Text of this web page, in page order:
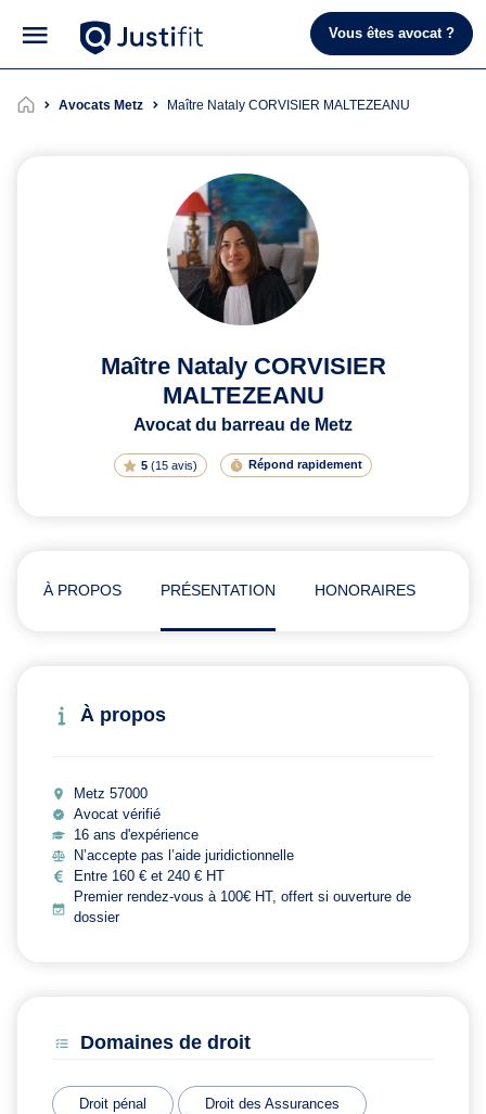
Vous êtes avocat ?
Avocats Metz Maître Nataly CORVISIER MALTEZEANU
Maître Nataly CORVISIER
MALTEZEANU
Avocat du barreau de Metz
5(15 avis) Répond rapidement
À PROPOS PRÉSENTATION HONORAIRES
À propos
Metz 57000
Avocat vérifié
16 ans d'expérience
N’accepte pas l’aide juridictionnelle
Entre 160 € et 240 € HT
Premier rendez-vous à 100€ HT, offert si ouverture de
dossier
Domaines de droit
Droit pénal Droit des Assurances